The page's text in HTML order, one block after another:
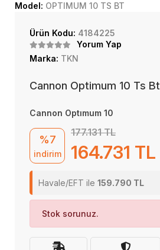
Model: OPTIMUM 10 TS BT
Ürün Kodu: 4184225
Yorum Yap
Marka: TKN
Cannon Optimum 10 Ts Bt
Cannon Optımum 10
%7
indirim
177.131 TL
164.731 TL
Havale/EFT ile 159.790 TL
Stok sorunuz.